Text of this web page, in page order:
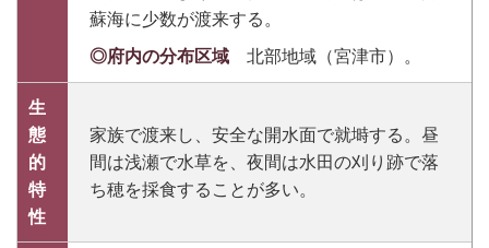
蘇海に少数が渡来する。
◎府内の分布区域 北部地域（宮津市）。
生
態
的
特
性
家族で渡来し、安全な開水面で就塒する。昼
間は浅瀬で水草を、夜間は水田の刈り跡で落
ち穂を採食することが多い。